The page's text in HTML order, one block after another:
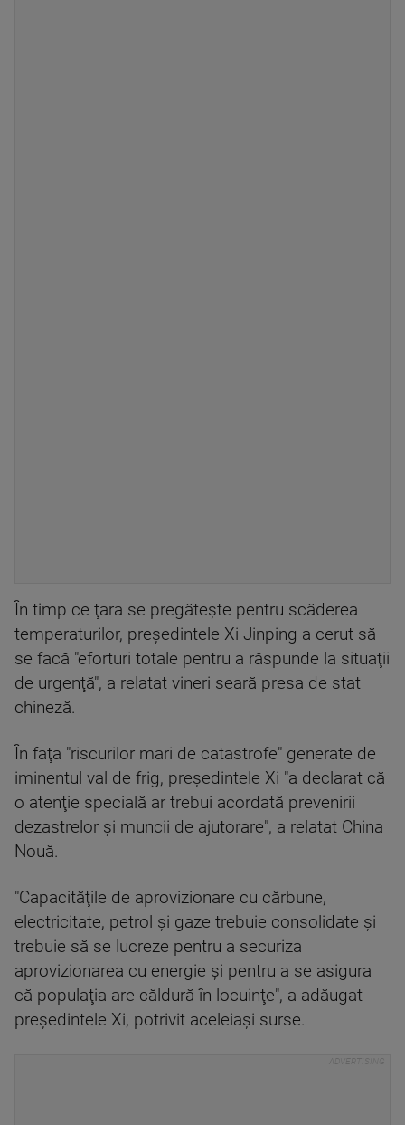
În timp ce ţara se pregăteşte pentru scăderea
temperaturilor, preşedintele Xi Jinping a cerut să
se facă "eforturi totale pentru a răspunde la situaţii
de urgenţă", a relatat vineri seară presa de stat
chineză.
În faţa "riscurilor mari de catastrofe" generate de
iminentul val de frig, preşedintele Xi "a declarat că
o atenţie specială ar trebui acordată prevenirii
dezastrelor şi muncii de ajutorare", a relatat China
Nouă.
"Capacităţile de aprovizionare cu cărbune,
electricitate, petrol şi gaze trebuie consolidate şi
trebuie să se lucreze pentru a securiza
aprovizionarea cu energie şi pentru a se asigura
că populaţia are căldură în locuinţe", a adăugat
preşedintele Xi, potrivit aceleiaşi surse.